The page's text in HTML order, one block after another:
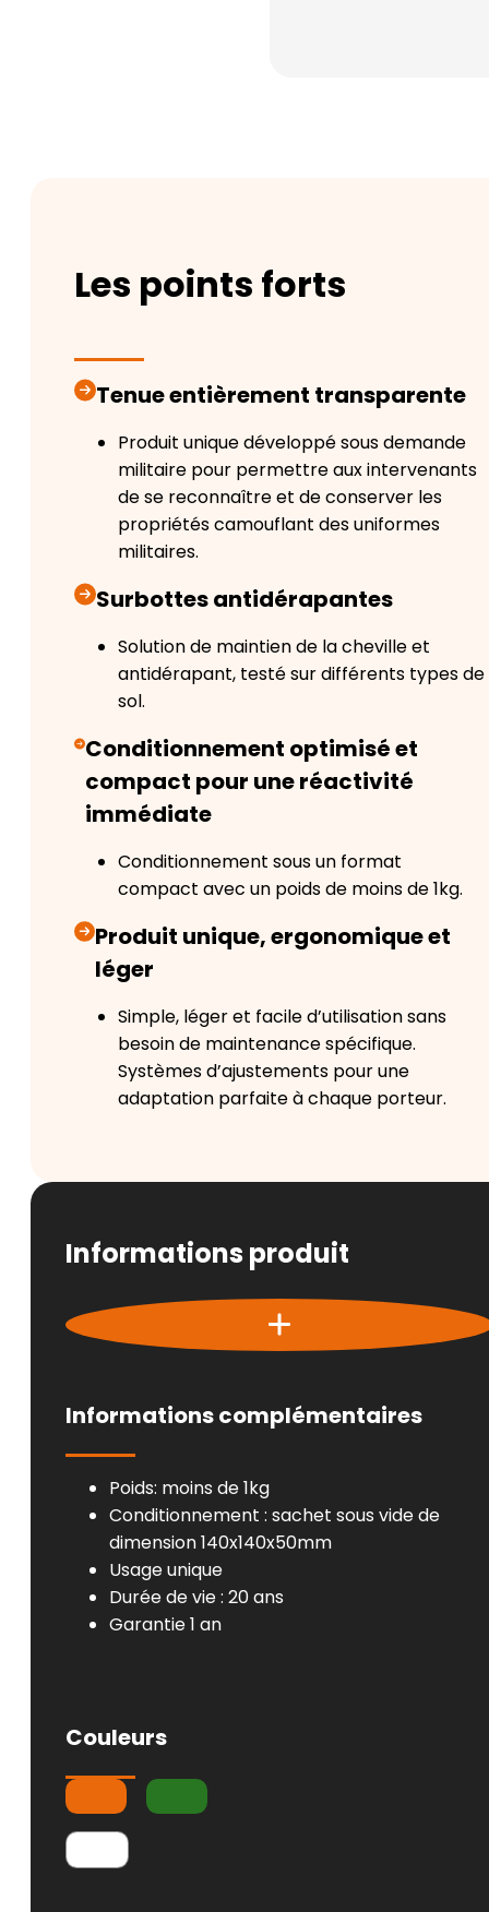
Les points forts
Tenue entièrement transparente
Produit unique développé sous demande
militaire pour permettre aux intervenants
de se reconnaître et de conserver les
propriétés camouflant des uniformes
militaires.
Surbottes antidérapantes
Solution de maintien de la cheville et
antidérapant, testé sur différents types de
sol.
Conditionnement optimisé et
compact pour une réactivité
immédiate
Conditionnement sous un format
compact avec un poids de moins de 1kg.
Produit unique, ergonomique et
léger
Simple, léger et facile d’utilisation sans
besoin de maintenance spécifique.
Systèmes d’ajustements pour une
adaptation parfaite à chaque porteur.
Informations produit
Informations complémentaires
Poids: moins de 1kg
Conditionnement : sachet sous vide de
dimension 140x140x50mm
Usage unique
Durée de vie : 20 ans
Garantie 1 an
Couleurs